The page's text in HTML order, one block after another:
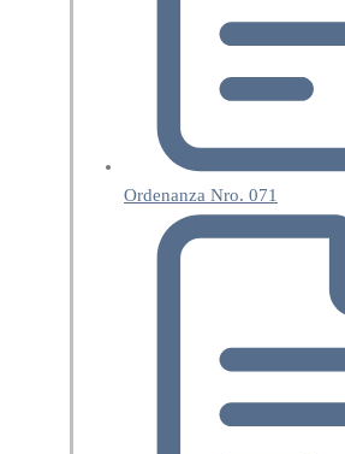
Ordenanza Nro. 071